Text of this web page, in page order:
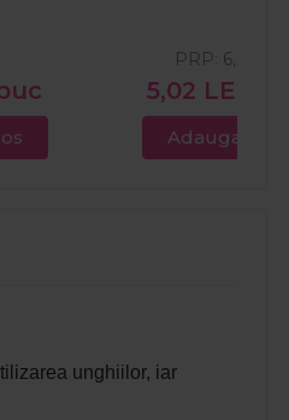
5,02 LEI
PRP: 6,00
Adauga in
unghiilor, iar